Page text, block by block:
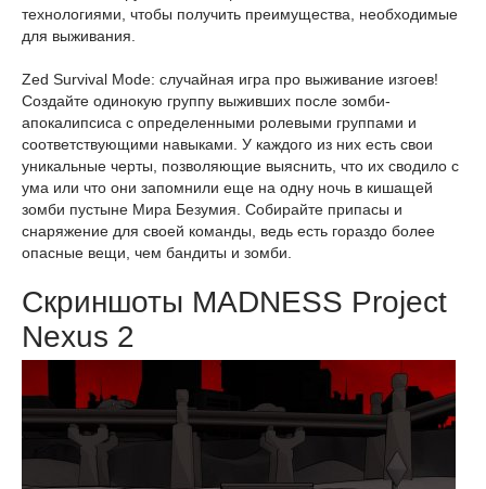
технологиями, чтобы получить преимущества, необходимые
для выживания.
Zed Survival Mode: случайная игра про выживание изгоев!
Создайте одинокую группу выживших после зомби-
апокалипсиса с определенными ролевыми группами и
соответствующими навыками. У каждого из них есть свои
уникальные черты, позволяющие выяснить, что их сводило с
ума или что они запомнили еще на одну ночь в кишащей
зомби пустыне Мира Безумия. Собирайте припасы и
снаряжение для своей команды, ведь есть гораздо более
опасные вещи, чем бандиты и зомби.
Скриншоты MADNESS Project
Nexus 2